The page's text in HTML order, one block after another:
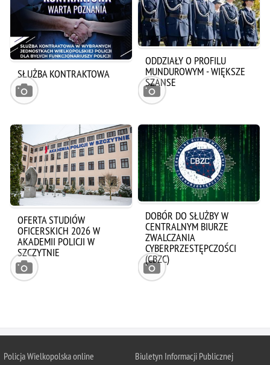
SŁUŻBA KONTRAKTOWA
ODDZIAŁY O PROFILU
MUNDUROWYM - WIĘKSZE
SZANSE
OFERTA STUDIÓW
OFICERSKICH 2026 W
AKADEMII POLICJI W
SZCZYTNIE
DOBÓR DO SŁUŻBY W
CENTRALNYM BIURZE
ZWALCZANIA
CYBERPRZESTĘPCZOŚCI
(CBZC)
Policja Wielkopolska online Biuletyn Informacji Publicznej